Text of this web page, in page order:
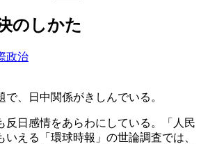
のしかた
政治
、日中関係がきしんでいる。
反日感情をあらわにしている。「人民
いえる「環球時報」の世論調査では、